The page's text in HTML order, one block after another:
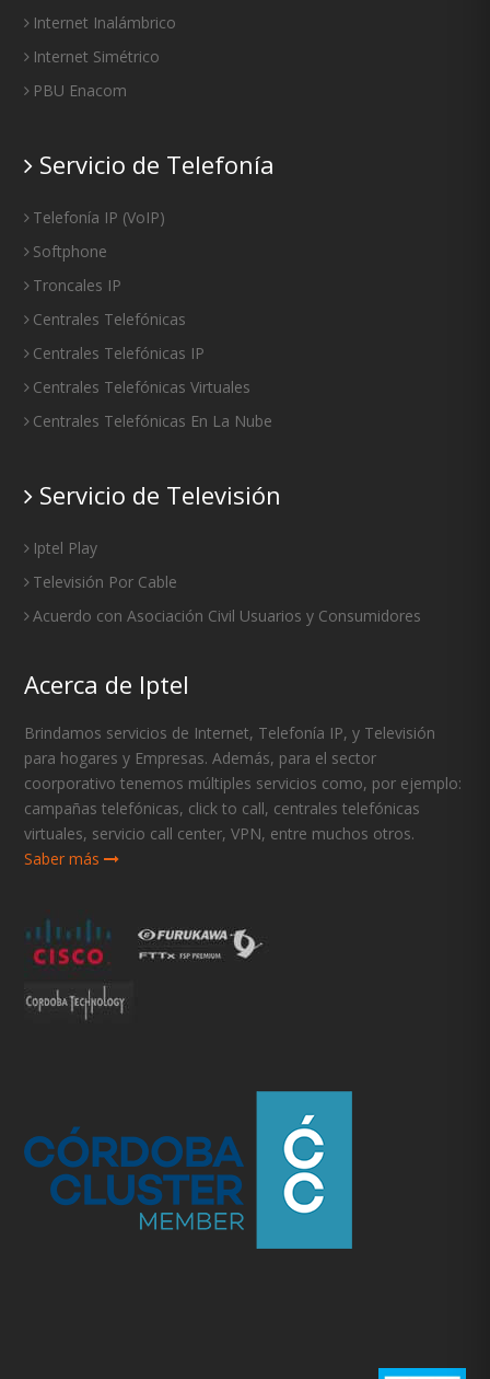
Internet Inalámbrico
Internet Simétrico
PBU Enacom
Servicio de Telefonía
Telefonía IP (VoIP)
Softphone
Troncales IP
Centrales Telefónicas
Centrales Telefónicas IP
Centrales Telefónicas Virtuales
Centrales Telefónicas En La Nube
Servicio de Televisión
Iptel Play
Televisión Por Cable
Acuerdo con Asociación Civil Usuarios y Consumidores
Acerca de Iptel
Brindamos servicios de Internet, Telefonía IP, y Televisión
para hogares y Empresas. Además, para el sector
coorporativo tenemos múltiples servicios como, por ejemplo:
campañas telefónicas, click to call, centrales telefónicas
virtuales, servicio call center, VPN, entre muchos otros.
Saber más